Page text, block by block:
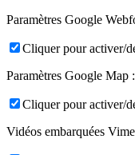
Paramètres Google
Cliquer pour activer/
Paramètres Google Map :
Cliquer pour activer/
Vidéos embarquées